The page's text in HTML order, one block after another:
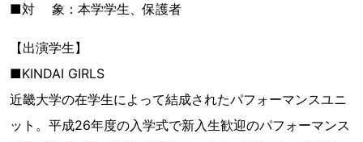
■対 象：本学学生、保護者
【出演学生】
■KINDAI GIRLS
近畿大学の在学生によって結成されたパフォーマンスユニ
ット。平成26年度の入学式で新入生歓迎のパフォーマンス